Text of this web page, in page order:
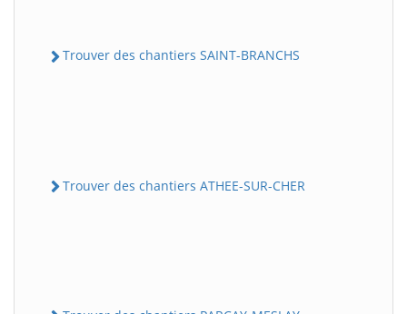
Trouver des chantiers SAINT-BRANCHS
Trouver des chantiers ATHEE-SUR-CHER